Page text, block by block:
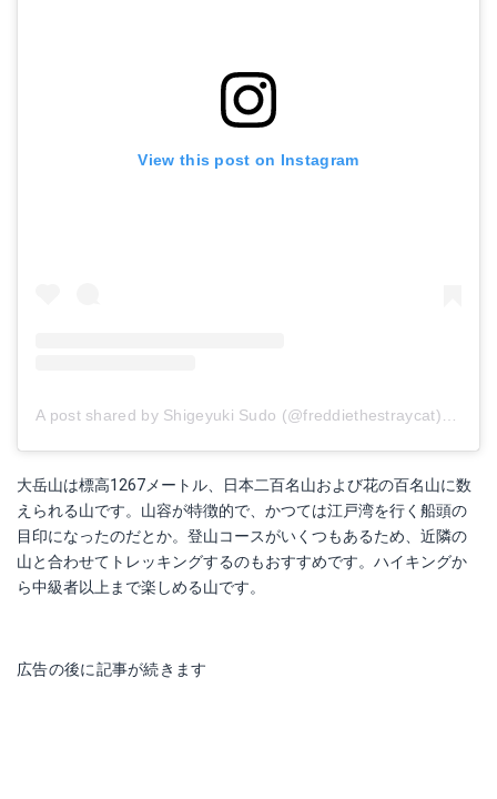
View this post on Instagram
大岳山は標高1267メートル、日本二百名山および花の百名山に数
えられる山です。山容が特徴的で、かつては江戸湾を行く船頭の
目印になったのだとか。登山コースがいくつもあるため、近隣の
山と合わせてトレッキングするのもおすすめです。ハイキングか
ら中級者以上まで楽しめる山です。
広告の後に記事が続きます